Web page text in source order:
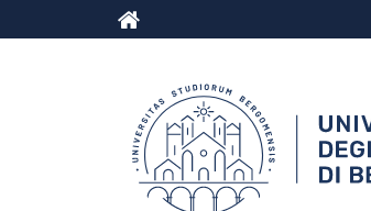
Salta al contenuto principale
Skip to footer content
Menu
top